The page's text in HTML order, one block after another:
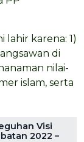
karena: 1)
di
nilai-
islam, serta
Visi
2022 –